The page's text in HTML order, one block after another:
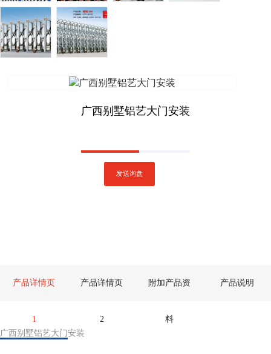
广西别墅铝艺大门安装
发送询盘
产品详情页
1
产品详情页
2
附加产品资
料
产品说明
广西别墅铝艺大门安装